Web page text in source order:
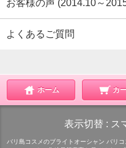
お客様の声 (2014.10～
よくあるご質問
ホーム カ
表示切替 : ス
バリ島コスメのブライトオーシャン バリ